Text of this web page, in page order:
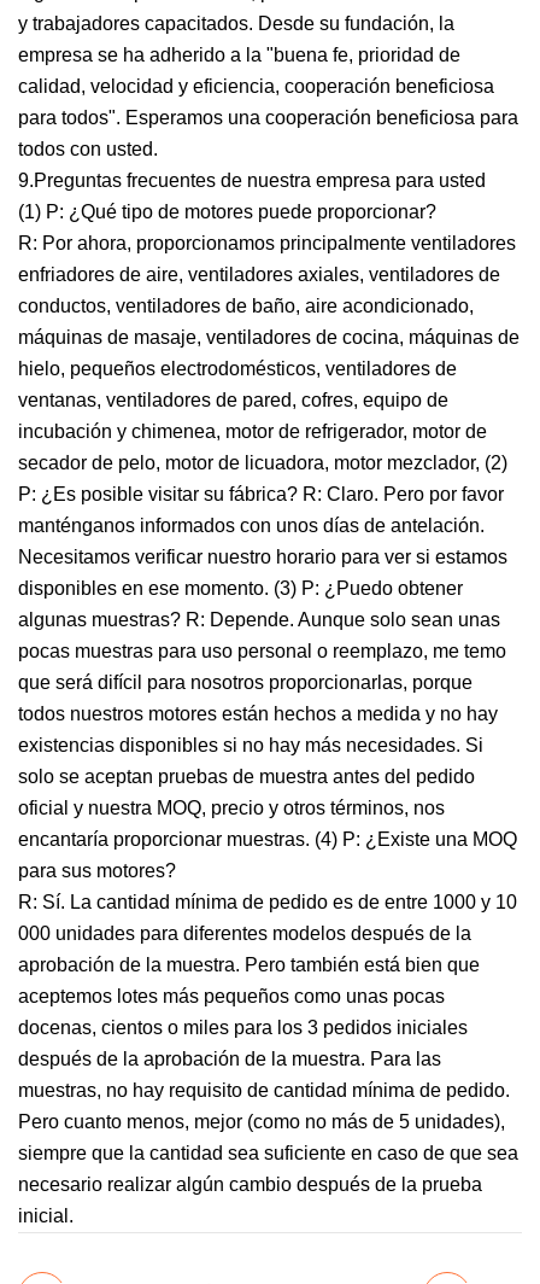
y trabajadores capacitados. Desde su fundación, la
empresa se ha adherido a la "buena fe, prioridad de
calidad, velocidad y eficiencia, cooperación beneficiosa
para todos". Esperamos una cooperación beneficiosa para
todos con usted.
9.Preguntas frecuentes de nuestra empresa para usted
(1) P: ¿Qué tipo de motores puede proporcionar?
R: Por ahora, proporcionamos principalmente ventiladores
enfriadores de aire, ventiladores axiales, ventiladores de
conductos, ventiladores de baño, aire acondicionado,
máquinas de masaje, ventiladores de cocina, máquinas de
hielo, pequeños electrodomésticos, ventiladores de
ventanas, ventiladores de pared, cofres, equipo de
incubación y chimenea, motor de refrigerador, motor de
secador de pelo, motor de licuadora, motor mezclador, (2)
P: ¿Es posible visitar su fábrica? R: Claro. Pero por favor
manténganos informados con unos días de antelación.
Necesitamos verificar nuestro horario para ver si estamos
disponibles en ese momento. (3) P: ¿Puedo obtener
algunas muestras? R: Depende. Aunque solo sean unas
pocas muestras para uso personal o reemplazo, me temo
que será difícil para nosotros proporcionarlas, porque
todos nuestros motores están hechos a medida y no hay
existencias disponibles si no hay más necesidades. Si
solo se aceptan pruebas de muestra antes del pedido
oficial y nuestra MOQ, precio y otros términos, nos
encantaría proporcionar muestras. (4) P: ¿Existe una MOQ
para sus motores?
R: Sí. La cantidad mínima de pedido es de entre 1000 y 10
000 unidades para diferentes modelos después de la
aprobación de la muestra. Pero también está bien que
aceptemos lotes más pequeños como unas pocas
docenas, cientos o miles para los 3 pedidos iniciales
después de la aprobación de la muestra. Para las
muestras, no hay requisito de cantidad mínima de pedido.
Pero cuanto menos, mejor (como no más de 5 unidades),
siempre que la cantidad sea suficiente en caso de que sea
necesario realizar algún cambio después de la prueba
inicial.